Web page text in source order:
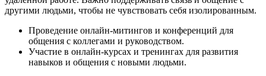
другими людьми, чтобы не чувствовать себя изолированным.
Проведение онлайн-митингов и конференций для
общения с коллегами и руководством.
Участие в онлайн-курсах и тренингах для развития
навыков и общения с новыми людьми.